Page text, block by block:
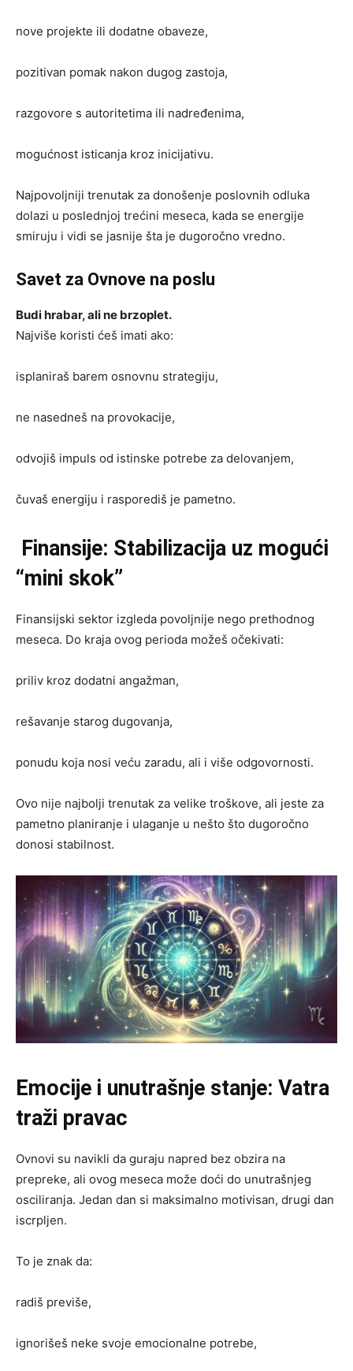
nove projekte ili dodatne obaveze,
pozitivan pomak nakon dugog zastoja,
razgovore s autoritetima ili nadređenima,
mogućnost isticanja kroz inicijativu.
Najpovoljniji trenutak za donošenje poslovnih odluka
dolazi u poslednjoj trećini meseca, kada se energije
smiruju i vidi se jasnije šta je dugoročno vredno.
Savet za Ovnove na poslu
Budi hrabar, ali ne brzoplet.
Najviše koristi ćeš imati ako:
isplaniraš barem osnovnu strategiju,
ne nasedneš na provokacije,
odvojiš impuls od istinske potrebe za delovanjem,
čuvaš energiju i rasporediš je pametno.
Finansije: Stabilizacija uz mogući
“mini skok”
Finansijski sektor izgleda povoljnije nego prethodnog
meseca. Do kraja ovog perioda možeš očekivati:
priliv kroz dodatni angažman,
rešavanje starog dugovanja,
ponudu koja nosi veću zaradu, ali i više odgovornosti.
Ovo nije najbolji trenutak za velike troškove, ali jeste za
pametno planiranje i ulaganje u nešto što dugoročno
donosi stabilnost.
Emocije i unutrašnje stanje: Vatra
traži pravac
Ovnovi su navikli da guraju napred bez obzira na
prepreke, ali ovog meseca može doći do unutrašnjeg
osciliranja. Jedan dan si maksimalno motivisan, drugi dan
iscrpljen.
To je znak da:
radiš previše,
ignorišeš neke svoje emocionalne potrebe,